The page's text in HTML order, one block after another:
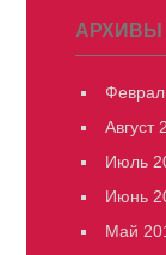
АРХИВЫ
Август
Июль
Июнь
Май